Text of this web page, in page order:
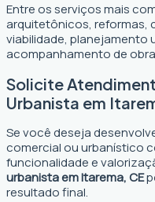
Entre os serviços mais
arquitetônicos, reformas,
viabilidade, planejamento
acompanhamento de
Solicite
Urbanista em
Se você deseja
comercial ou urbanístico
funcionalidade e
urbanista em Itarema, CE
resultado final.